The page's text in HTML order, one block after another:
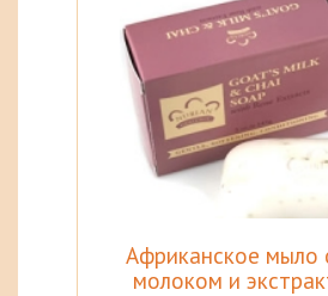
Африканское мыло
молоком и